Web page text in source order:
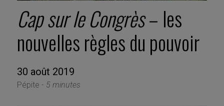
Cap sur le Congrès– les
nouvelles règles du pouvoir
30 août 2019
Pépite - 5 minutes